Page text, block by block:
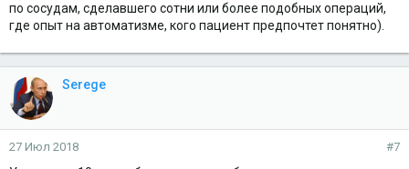
по сосудам, сделавшего сотни или более подобных операций,
где опыт на автоматизме, кого пациент предпочтет понятно).
Serege
27 Июл 2018 #7